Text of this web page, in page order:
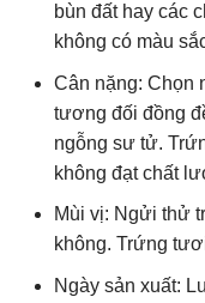
bùn đất hay các
không có màu
Cân nặng: Chọn
tương đối đồng
ngỗng sư tử.
không đạt chất
Mùi vị: Ngửi thử
không. Trứng
Ngày sản xuất: